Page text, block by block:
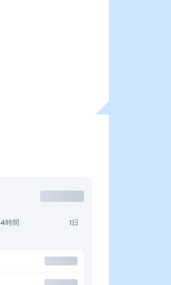
4時間 1日